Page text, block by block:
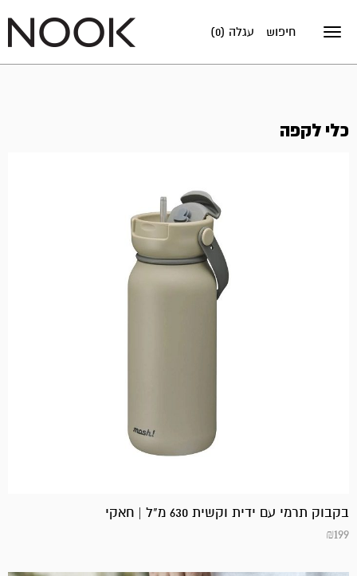
Toggle
עגלה (0) חיפוש
כלי לקפה
בקבוק תרמי עם ידית וקשית 630 מ"ל | חאקי
₪199